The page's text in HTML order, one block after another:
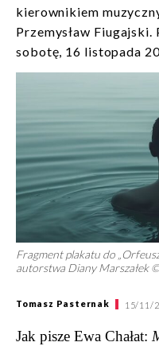
kierownikiem
Przemysław
sobotę, 16 listopada
Fragment plakatu do
autorstwa Diany Marszałek
Tomasz Pasternak 15/11/
Jak pisze Ewa Chałat: